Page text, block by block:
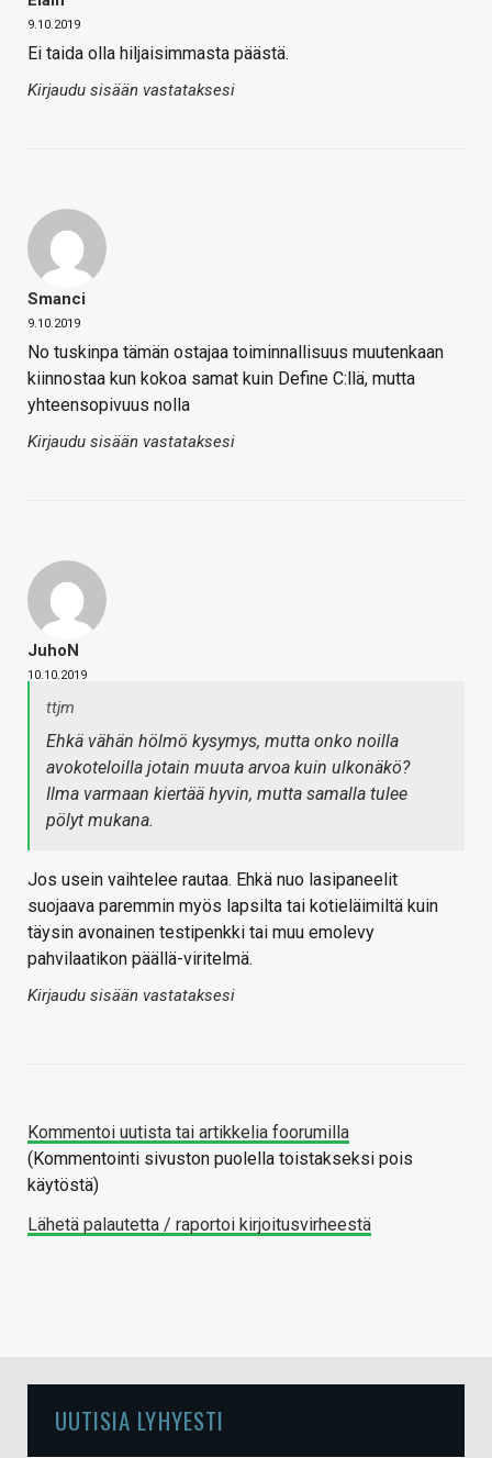
9.10.2019
Ei taida olla hiljaisimmasta päästä.
Kirjaudu sisään vastataksesi
Smanci
9.10.2019
No tuskinpa tämän ostajaa toiminnallisuus muutenkaan
kiinnostaa kun kokoa samat kuin Define C:llä, mutta
yhteensopivuus nolla
Kirjaudu sisään vastataksesi
JuhoN
10.10.2019
ttjm
Ehkä vähän hölmö kysymys, mutta onko noilla
avokoteloilla jotain muuta arvoa kuin ulkonäkö?
Ilma varmaan kiertää hyvin, mutta samalla tulee
pölyt mukana.
Jos usein vaihtelee rautaa. Ehkä nuo lasipaneelit
suojaava paremmin myös lapsilta tai kotieläimiltä kuin
täysin avonainen testipenkki tai muu emolevy
pahvilaatikon päällä-viritelmä.
Kirjaudu sisään vastataksesi
Kommentoi uutista tai artikkelia foorumilla
(Kommentointi sivuston puolella toistakseksi pois
käytöstä)
Lähetä palautetta / raportoi kirjoitusvirheestä
UUTISIA LYHYESTI